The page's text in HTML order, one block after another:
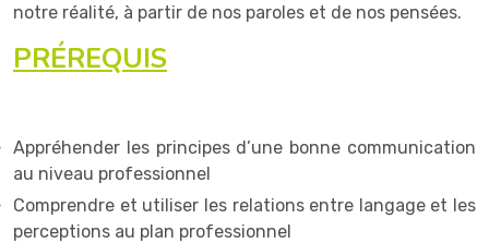
notre réalité, à partir de nos paroles et de nos pensées.
PRÉREQUIS
Appréhender les principes d’une bonne communication
au niveau professionnel
Comprendre et utiliser les relations entre langage et les
perceptions au plan professionnel